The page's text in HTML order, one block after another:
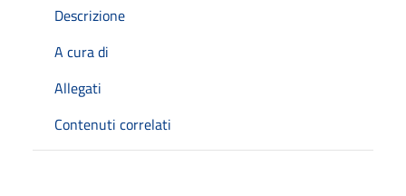
Descrizione
A cura di
Allegati
Contenuti correlati